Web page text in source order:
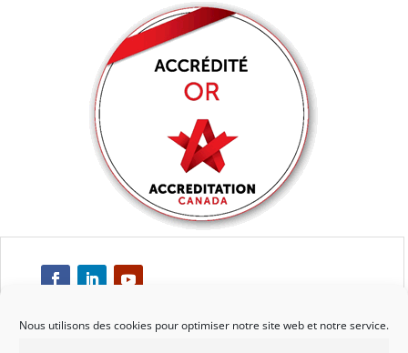
Nous utilisons des cookies pour optimiser notre site web et notre service.